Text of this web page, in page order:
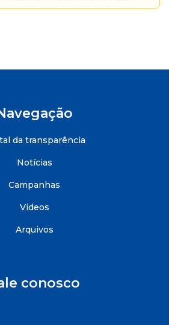
da transparência
Notícias
Campanhas
Videos
Arquivos
conosco